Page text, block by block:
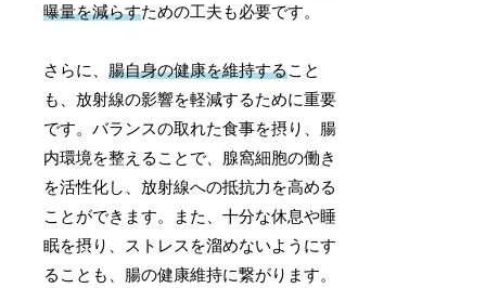
曝量を減らすための工夫も必要です。
さらに、腸自身の健康を維持すること
も、放射線の影響を軽減するために重要
です。バランスの取れた食事を摂り、腸
内環境を整えることで、腺窩細胞の働き
を活性化し、放射線への抵抗力を高める
ことができます。また、十分な休息や睡
眠を摂り、ストレスを溜めないようにす
ることも、腸の健康維持に繋がります。